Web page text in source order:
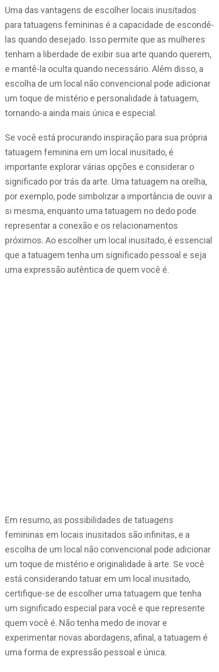
Uma das vantagens de escolher locais inusitados
para tatuagens femininas é a capacidade de escondê-
las quando desejado. Isso permite que as mulheres
tenham a liberdade de exibir sua arte quando querem,
e mantê-la oculta quando necessário. Além disso, a
escolha de um local não convencional pode adicionar
um toque de mistério e personalidade à tatuagem,
tornando-a ainda mais única e especial.
Se você está procurando inspiração para sua própria
tatuagem feminina em um local inusitado, é
importante explorar várias opções e considerar o
significado por trás da arte. Uma tatuagem na orelha,
por exemplo, pode simbolizar a importância de ouvir a
si mesma, enquanto uma tatuagem no dedo pode
representar a conexão e os relacionamentos
próximos. Ao escolher um local inusitado, é essencial
que a tatuagem tenha um significado pessoal e seja
uma expressão autêntica de quem você é.
Em resumo, as possibilidades de tatuagens
femininas em locais inusitados são infinitas, e a
escolha de um local não convencional pode adicionar
um toque de mistério e originalidade à arte. Se você
está considerando tatuar em um local inusitado,
certifique-se de escolher uma tatuagem que tenha
um significado especial para você e que represente
quem você é. Não tenha medo de inovar e
experimentar novas abordagens, afinal, a tatuagem é
uma forma de expressão pessoal e única.